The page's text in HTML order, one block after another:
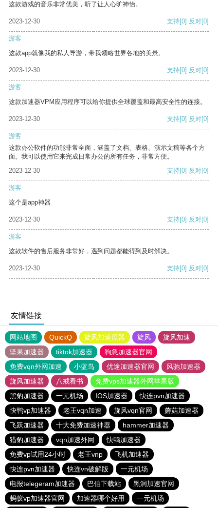
这款游戏的音乐非常优美，听了让人心旷神怡。
2023-12-30 支持[0] 反对[0]
游客
这款app就像我的私人导游，带我领略世界各地的美景。
2023-12-30 支持[0] 反对[0]
游客
这款加速器VPM应用程序可以给你提供全球覆盖和最高安全性的连接。
2023-12-30 支持[0] 反对[0]
游客
这款办公软件的功能非常全面，涵盖了文档、表格、演示文稿等各个方
面。我可以使用它来完成日常办公的所有任务，非常方便。
2023-12-30
支持[0] 反对[0]
游客
这个是app神器
2023-12-30 支持[0] 反对[0]
游客
这款软件的售后服务非常好，遇到问题都能得到及时解决。
2023-12-30 支持[0] 反对[0]
友情链接
网站地图 QuickQ 旋风加速度器 旋风
旋风加速
坚果加速器
tiktok加速器
狗急加速器官网
免费vqn外网加速
小蓝鸟 优途加速器官网
风驰加速器
旋风加速器
八戒看书
免费vps加速器外网苹果版
黑豹加速器
一元机场 IOS加速器
快连pvn加速器
快鸭vp加速器
老王vqn加速 旋风vqn官网
蘑菇加速器
飞跃加速器
十大免费加速神器
hammer加速器
猎豹加速器
vqn加速外网
快鸭加速器
免费vp试用24小时
老王vnp
飞机加速器
快连pvn加速器
快连vn破解版
一元机场
电报telegeram加速器
巴伯下载站
黑洞加速官网
蚂蚁vp加速器官网
加速器哪个好用 一元机场